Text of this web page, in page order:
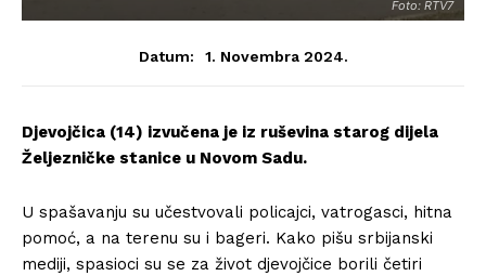
Foto: RTV7
Datum: 1. Novembra 2024.
Djevojčica (14) izvučena je iz ruševina starog dijela
Željezničke stanice u Novom Sadu.
U spašavanju su učestvovali policajci, vatrogasci, hitna
pomoć, a na terenu su i bageri. Kako pišu srbijanski
mediji, spasioci su se za život djevojčice borili četiri